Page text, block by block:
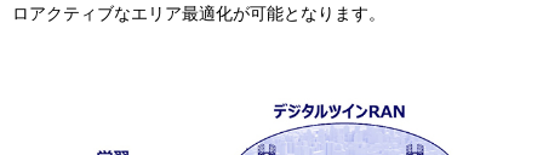
ロアクティブなエリア最適化が可能となります。